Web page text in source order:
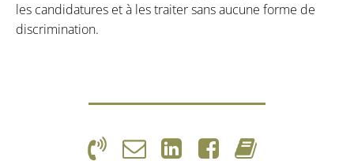
les candidatures et à les traiter sans aucune forme de
discrimination.